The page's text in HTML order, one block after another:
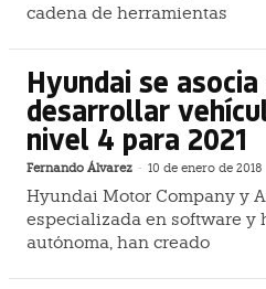
cadena de herramientas
Hyundai se
desarrollar
nivel 4 para 2021
Fernando Álvarez - 10 de enero de 2018
Hyundai Motor Company y
especializada en software y
autónoma, han creado